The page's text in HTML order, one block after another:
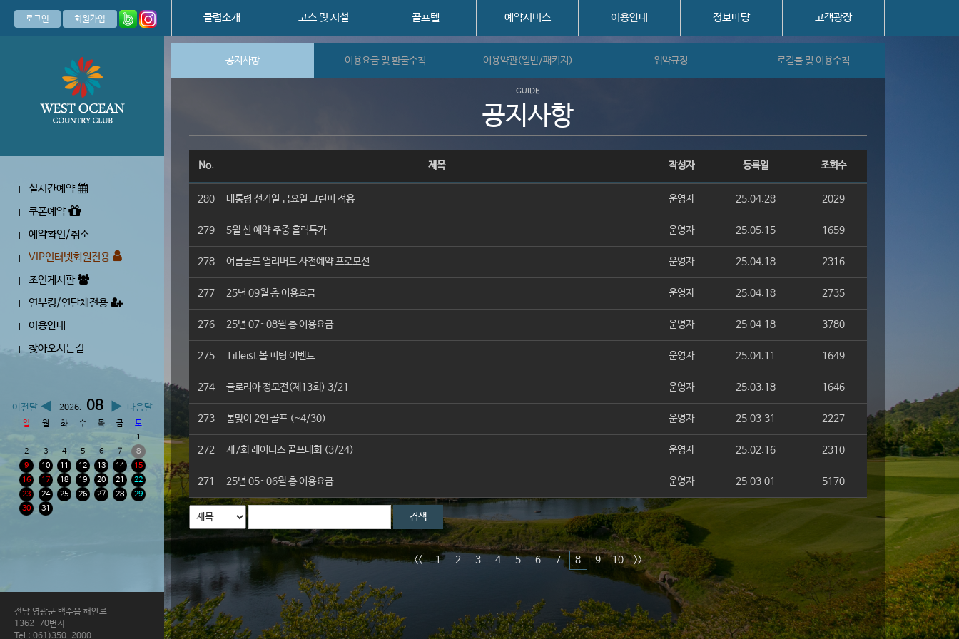
클럽소개 코스 및 시설 골프텔 예약서비스 이용안내 정보마당 고객광장
로그인 회원가입
실시간예약
쿠폰예약
예약확인/취소
VIP인터넷회원전용
조인게시판
연부킹/연단체전용
이용안내
찾아오시는길
이전달 ◀ 2026. 08▶ 다음달
일 월 화 수 목 금
토
1
2
3 4 5 6 7
8
9
10 11 12 13 14
15
16
17 18 19 20 21
22
23
24 25 26 27 28
29
30
31
전남 영광군 백수읍 해안로
1362-70번지
Tel : 061)350-2000
공지사항 이용요금 및 환불수칙 이용약관(일반/패키지) 위약규정 로컬룰 및 이용수칙
GUIDE
공지사항
No. 제목 작성자 등록일 조회수
280 대통령 선거일 금요일 그린피 적용 운영자 25.04.28 2029
279 5월 선 예약 주중 홀릭특가 운영자 25.05.15 1659
278 여름골프 얼리버드 사전예약 프로모션 운영자 25.04.18 2316
277 25년 09월 총 이용요금 운영자 25.04.18 2735
276 25년 07~08월 총 이용요금 운영자 25.04.18 3780
275 Titleist 볼 피팅 이벤트 운영자 25.04.11 1649
274 글로리아 정모전(제13회) 3/21 운영자 25.03.18 1646
273 봄맞이 2인 골프 (~4/30) 운영자 25.03.31 2227
272 제7회 레이디스 골프대회 (3/24) 운영자 25.02.16 2310
271 25년 05~06월 총 이용요금 운영자 25.03.01 5170
검색
<< 1 2 3 4 5 6 7 8 9 10 >>